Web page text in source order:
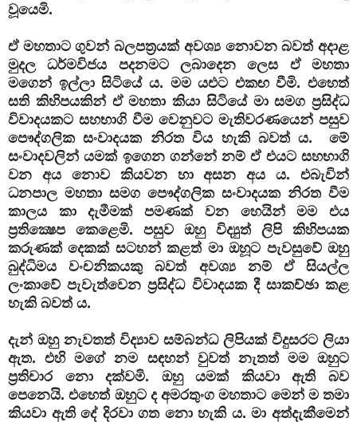
වූයෙමි.
ඒ මහතාට ගුවන් බලපත්‍රයක් අවශ්‍ය නොවන බවත් අදාළ
මුදල ධර්මවිජය පදනමට ලබාදෙන ලෙස ඒ මහතා
මගෙන් ඉල්ලා සිටියේ ය. මම යඑට එකඟ වීමි. එහෙත්
සති කිහිපයකින් ඒ මහතා කියා සිටියේ මා සමග ප්‍රසිද්ධ
විවාදයකට සහභාගි වීම වෙනුවට මැතිවරණයෙන් පසුව
පෞද්ගලික සංවාදයක නිරත විය හැකි බවත් ය. මේ
සංවාදවලින් යමක් ඉගෙන ගන්නේ නම් ඒ එයට සහභාගි
වන අය නොව කියවන හා අසන අය ය. එබැවින්
ධනපාල මහතා සමග පෞද්ගලික සංවාදයක නිරත වීම
කාලය කා දැමීමක් පමණක් වන හෙයින් මම එය
ප්‍රතික්‍ෂෙප කෙළෙමි. පසුව ඔහු විද්‍යුත් ලිපි කිහිපයක
කරුණක් දෙකක් සටහන් කළත් මා ඔහූට පැවසුවේ ඔහු
බුද්ධිමය වංචනිකයකු බවත් අවශ්‍ය නම් ඒ සියල්ල
ලංකාවේ පැවැත්වෙන ප්‍රසිද්ධ විවාදයක දී සාකච්ඡා කළ
හැකි බවත් ය.
දැන් ඔහු නැවතත් විද්‍යාව සම්බන්ධ ලිපියක් විදුසරට ලියා
ඇත. එහි මගේ නම සඳහන් වුවත් නැතත් මම ඔහුට
ප්‍රතිචාර නො දක්වමි. ඔහු යමක් කියවා ඇති බව
පෙනෙයි. එහෙත් ඔහුට ද අමරතුංග මහතාට මෙන් ම තමා
කියවා ඇති දේ දිරවා ගත නො හැකි ය. මා අත්දැකීමෙන්